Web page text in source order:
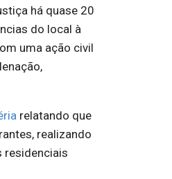
há quase 20
do local à
uma ação civil
relatando que
realizando
residenciais